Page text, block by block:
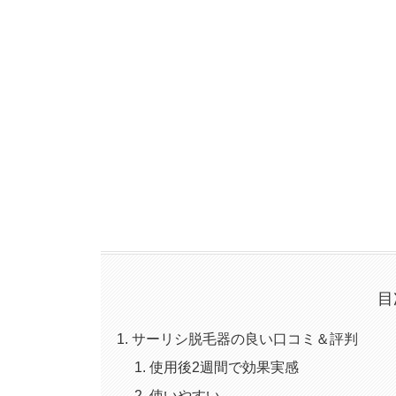
サーリシ脱毛器の良い口コミ＆評判
使用後2週間で効果実感